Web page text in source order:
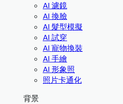
AI 濾鏡
AI 換臉
AI 髮型模擬
AI 試穿
AI 寵物換裝
AI 手繪
AI 形象照
照片卡通化
背景